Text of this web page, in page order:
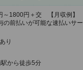
～1800円＋交 【月収例】
前払いが可能な速払いサー
り
から徒歩5分